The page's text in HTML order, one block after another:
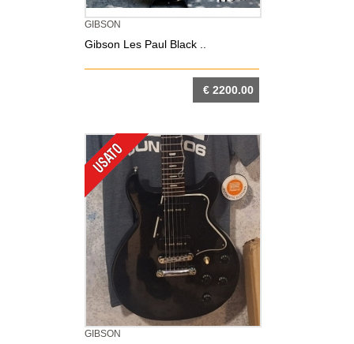
GIBSON
Gibson Les Paul Black ..
€ 2200.00
GIBSON